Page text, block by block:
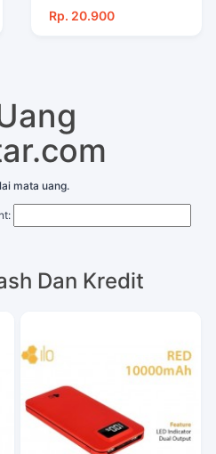
Rp. 20.900
mata uang.
Dan Kredit